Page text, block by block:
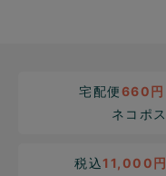
宅配便660円
ネコポス
税込11,000円